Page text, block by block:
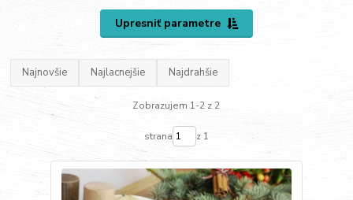
Upresniť parametre
Najnovšie Najlacnejšie Najdrahšie
Zobrazujem 1-2 z 2
strana z 1